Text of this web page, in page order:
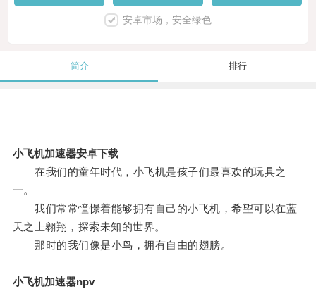
安卓市场，安全绿色
简介 排行
小飞机加速器安卓下载
在我们的童年时代，小飞机是孩子们最喜欢的玩具之
一。
我们常常憧憬着能够拥有自己的小飞机，希望可以在蓝
天之上翱翔，探索未知的世界。
那时的我们像是小鸟，拥有自由的翅膀。
小飞机加速器npv